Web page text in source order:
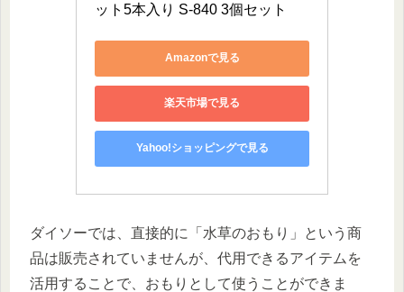
ット5本入り S-840 3個セット
Amazonで見る
楽天市場で見る
Yahoo!ショッピングで見る
ダイソーでは、直接的に「水草のおもり」という商
品は販売されていませんが、代用できるアイテムを
活用することで、おもりとして使うことができま